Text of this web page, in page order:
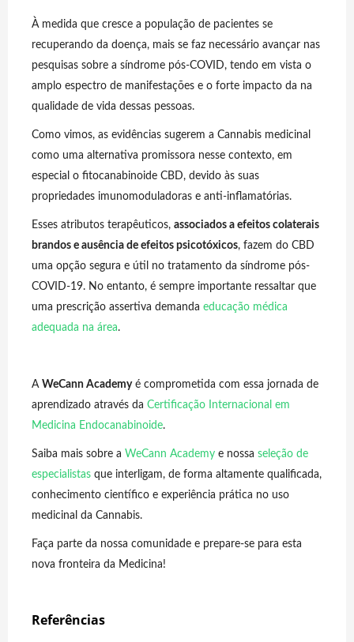
À medida que cresce a população de pacientes se
recuperando da doença, mais se faz necessário avançar nas
pesquisas sobre a síndrome pós-COVID, tendo em vista o
amplo espectro de manifestações e o forte impacto da na
qualidade de vida dessas pessoas.
Como vimos, as evidências sugerem a Cannabis medicinal
como uma alternativa promissora nesse contexto, em
especial o fitocanabinoide CBD, devido às suas
propriedades imunomoduladoras e anti-inflamatórias.
Esses atributos terapêuticos, associados a efeitos colaterais
brandos e ausência de efeitos psicotóxicos, fazem do CBD
uma opção segura e útil no tratamento da síndrome pós-
COVID-19. No entanto, é sempre importante ressaltar que
uma prescrição assertiva demanda educação médica
adequada na área.
A WeCann Academyé comprometida com essa jornada de
aprendizado através da Certificação Internacional em
Medicina Endocanabinoide.
Saiba mais sobre a WeCann Academy e nossa seleção de
especialistas que interligam, de forma altamente qualificada,
conhecimento científico e experiência prática no uso
medicinal da Cannabis.
Faça parte da nossa comunidade e prepare-se para esta
nova fronteira da Medicina!
Referências